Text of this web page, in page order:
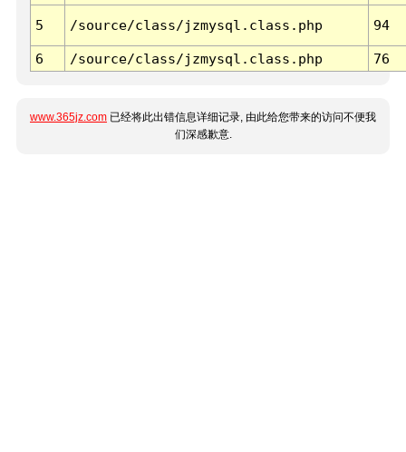
5 /source/class/jzmysql.class.php 94
6 /source/class/jzmysql.class.php 76
www.365jz.com 已经将此出错信息详细记录, 由此给您带来的访问不便我
们深感歉意.